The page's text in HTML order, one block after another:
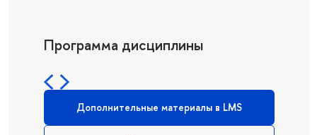
Программа дисциплины
Дополнительные материалы в LMS